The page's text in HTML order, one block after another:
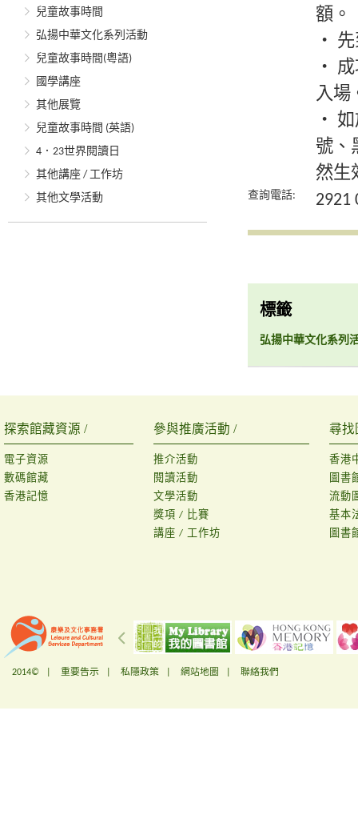
兒童故事時間
弘揚中華文化系列活動
兒童故事時間(粵語)
國學講座
其他展覽
兒童故事時間 (英語)
4．23世界閱讀日
其他講座 / 工作坊
其他文學活動
額。
‧
‧
入場
‧
號、
然生
查詢電話: 2921
標籤
弘揚中華文化系列
探索館藏資源 /
電子資源
數碼館藏
香港記憶
參與推廣活動 /
推介活動
閱讀活動
文學活動
獎項 / 比賽
講座 / 工作坊
尋找
香港
圖書
流動
基本
圖書
2014© | 重要告示 私隱政策 網站地圖 聯絡我們